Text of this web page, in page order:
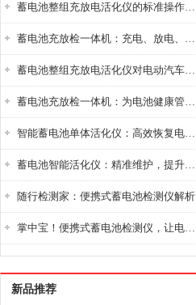
蓄电池整组充放电活化仪的标准操作流程：从接线设置到充放电参数设定的安全规范
蓄电池充放检一体机：充电、放电、检测三功能集成设备
蓄电池整组充放电活化仪对电动汽车电池有帮助吗？
蓄电池充放检一体机：为电池健康管理提供一站式解决方案
智能蓄电池单体活化仪：高效恢复电池性能，延长蓄电池使用寿命
蓄电池智能活化仪：精准维护，提升电池健康状态
随行检测家：便携式蓄电池检测仪解析
掌中宝！便携式蓄电池检测仪，让电池检测变得简单又快捷！
新品推荐